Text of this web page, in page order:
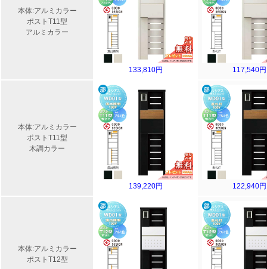
本体:アルミカラー
ポストT11型
アルミカラー
133,810円 117,540円
本体:アルミカラー
ポストT11型
木調カラー
139,220円 122,940円
本体:アルミカラー
ポストT12型